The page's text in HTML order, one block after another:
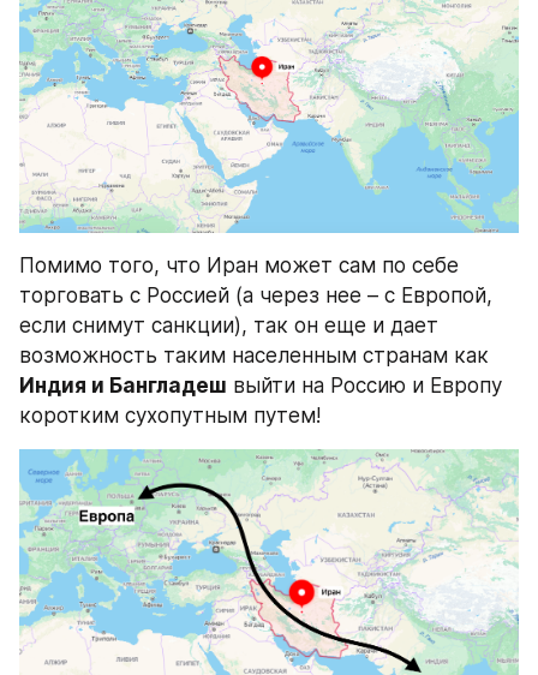
Помимо того, что Иран может сам по себе
торговать с Россией (а через нее – с Европой,
если снимут санкции), так он еще и дает
Индия и Бангладеш выйти на Россию и Европу
коротким сухопутным путем!